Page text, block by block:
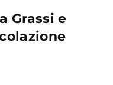
Grassi e